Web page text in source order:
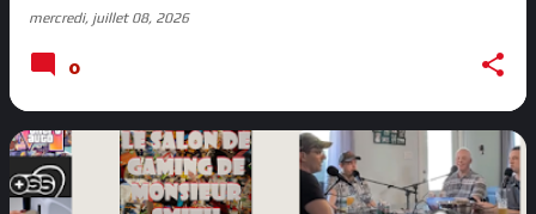
mercredi, juillet 08, 2026
0